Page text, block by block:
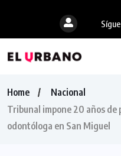
Home
Nacional
Tribunal impone 20 años de
odontóloga en San Miguel